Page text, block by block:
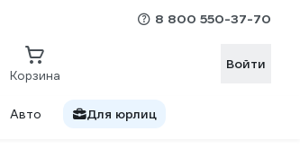
8 800 550-37-70
Корзина
Войти
Авто Для юрлиц